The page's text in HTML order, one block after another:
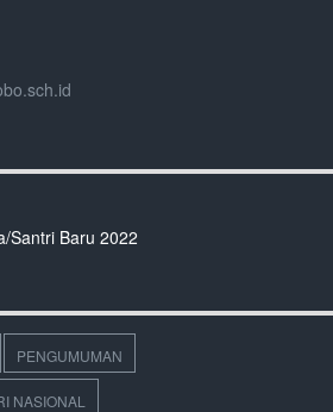
Santri Baru 2022
PENGUMUMAN
NASIONAL